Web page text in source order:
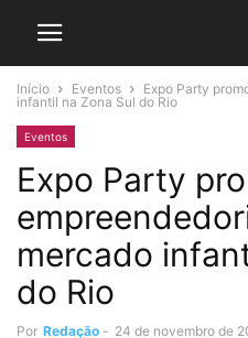
Início Eventos
Expo Party
infantil na Zona Sul do Rio
Eventos
Expo Party
mercado
do Rio
Por Redação - 24 de novembro de